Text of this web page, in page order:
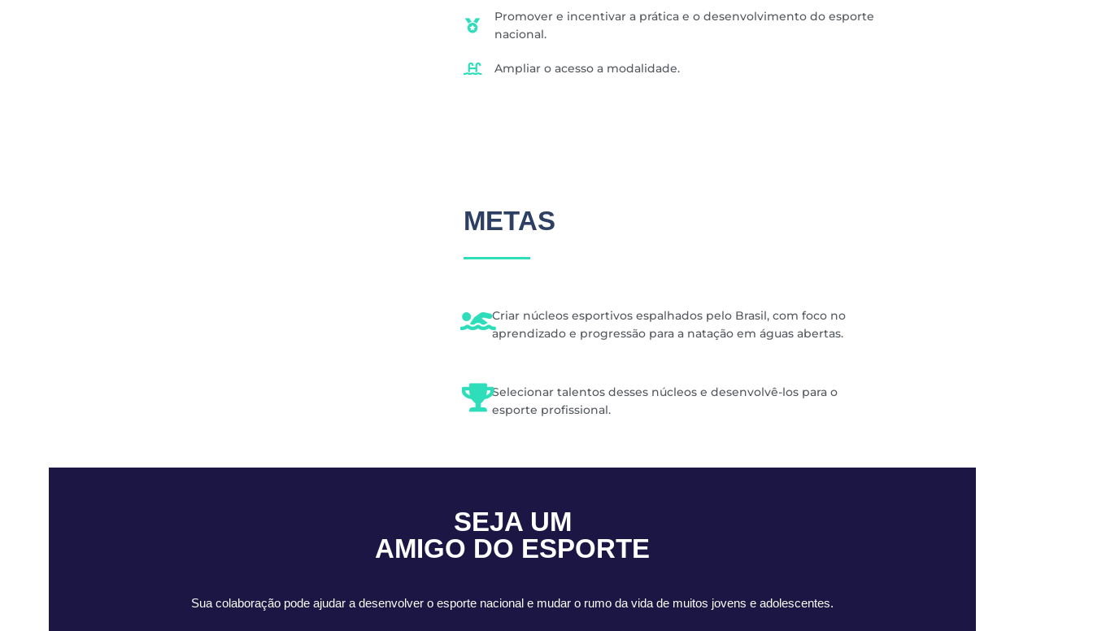
Promover e incentivar a prática e o desenvolvimento do esporte
nacional.
Ampliar o acesso a modalidade.
METAS
Criar núcleos esportivos espalhados pelo Brasil, com foco no
aprendizado e progressão para a natação em águas abertas.
Selecionar talentos desses núcleos e desenvolvê-los para o
esporte profissional.
SEJA UM
AMIGO DO ESPORTE
Sua colaboração pode ajudar a desenvolver o esporte nacional e mudar o rumo da vida de muitos jovens e adolescentes.